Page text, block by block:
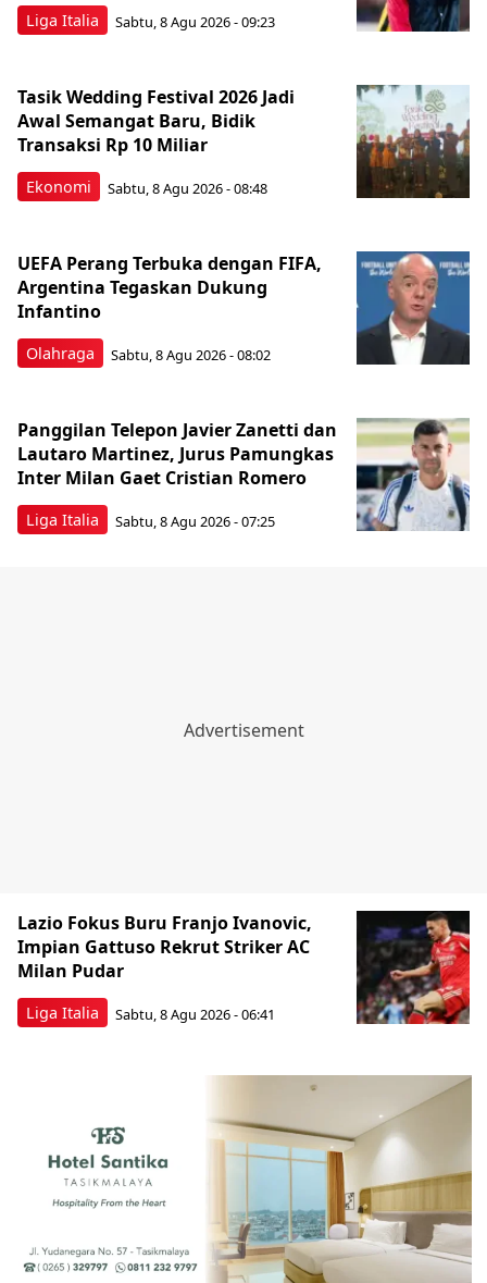
Liga Italia Sabtu, 8 Agu 2026 - 09:23
Ekonomi
Tasik Wedding Festival 2026 Jadi
Awal Semangat Baru, Bidik
Transaksi Rp 10 Miliar
Sabtu, 8 Agu 2026 - 08:48
Olahraga
UEFA Perang Terbuka dengan FIFA,
Argentina Tegaskan Dukung
Infantino
Sabtu, 8 Agu 2026 - 08:02
Liga Italia
Panggilan Telepon Javier Zanetti dan
Lautaro Martinez, Jurus Pamungkas
Inter Milan Gaet Cristian Romero
Sabtu, 8 Agu 2026 - 07:25
Liga Italia
Lazio Fokus Buru Franjo Ivanovic,
Impian Gattuso Rekrut Striker AC
Milan Pudar
Sabtu, 8 Agu 2026 - 06:41